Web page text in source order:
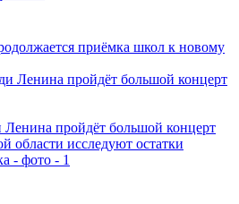
приёмка школ к новому
пройдёт большой концерт